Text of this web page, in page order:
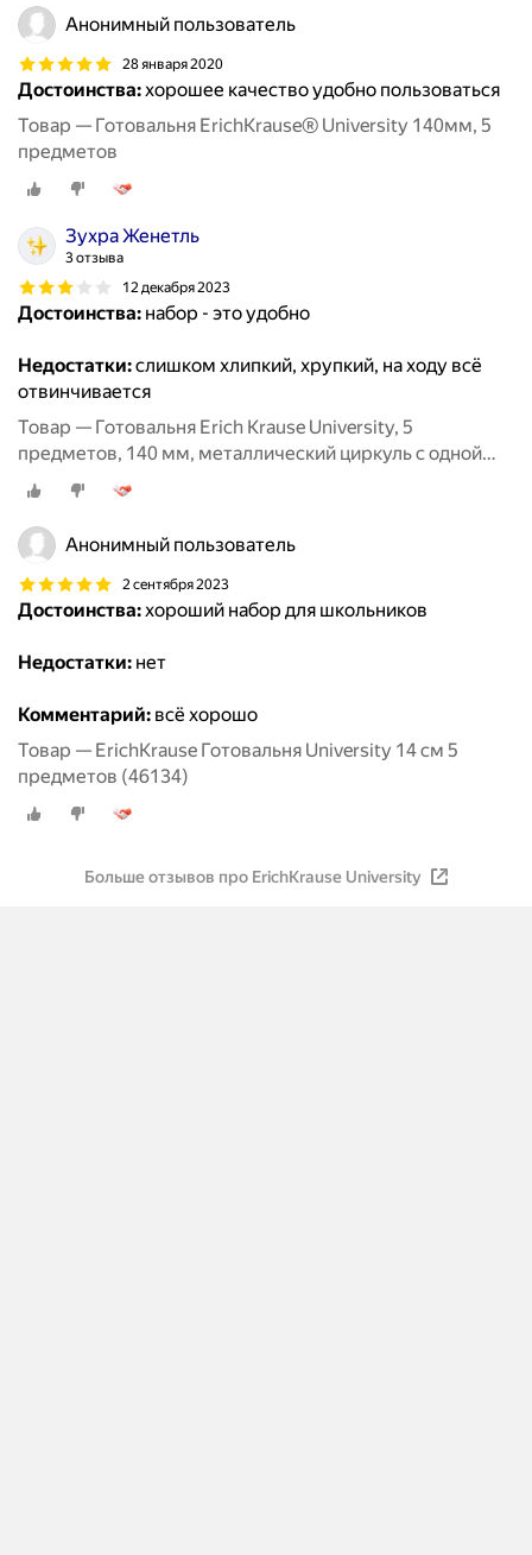
Анонимный пользователь
28 января 2020
Достоинства:хорошее качество удобно пользоваться
Товар — Готовальня ErichKrause® University 140мм, 5
предметов
Зухра Женетль
3 отзыва
12 декабря 2023
Достоинства: набор - это удобно
Недостатки:слишком хлипкий, хрупкий, на ходу всё
отвинчивается
Товар — Готовальня Erich Krause University, 5
предметов, 140 мм, металлический циркуль с одной
сгибаемой ножкой и максимальным радиусом 21.8 см,
кронциркуль, удлинитель, держатель, грифель,
европодвес
Анонимный пользователь
2 сентября 2023
Достоинства:хороший набор для школьников
Недостатки: нет
Комментарий: всё хорошо
Товар — ErichKrause Готовальня University 14 см 5
предметов (46134)
Больше отзывов про ErichKrause University